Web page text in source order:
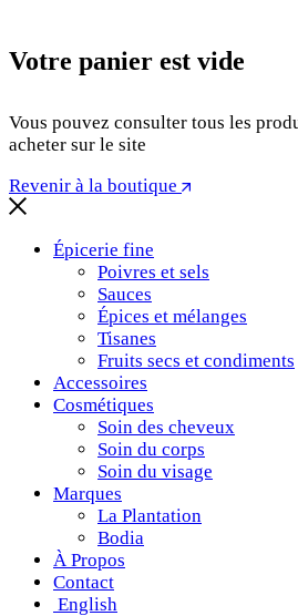
Votre panier est vide
Vous pouvez consulter tous les
acheter sur le site
Revenir à la boutique
Épicerie fine
Poivres et sels
Sauces
Épices et mélanges
Tisanes
Fruits secs et condiments
Accessoires
Cosmétiques
Soin des cheveux
Soin du corps
Soin du visage
Marques
La Plantation
Bodia
À Propos
Contact
English